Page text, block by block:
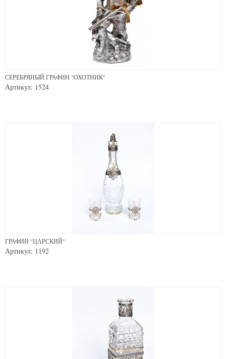
СЕРЕБРЯНЫЙ ГРАФИН "ОХОТНИК"
Артикул: 1524
ГРАФИН "ЦАРСКИЙ"
Артикул: 1192